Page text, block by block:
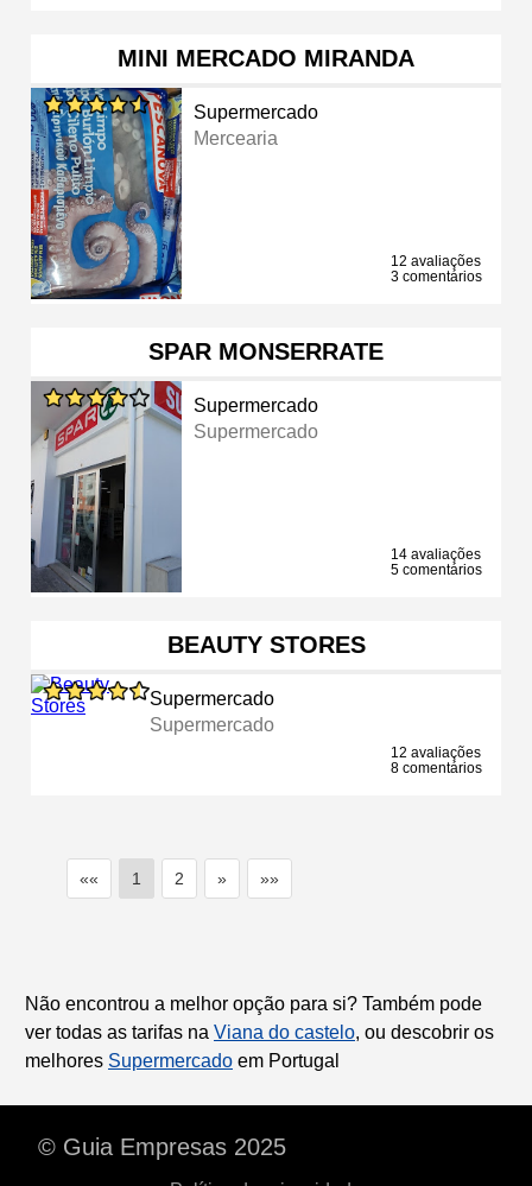
MINI MERCADO MIRANDA
Supermercado
Mercearia
12 avaliações
3 comentários
SPAR MONSERRATE
Supermercado
Supermercado
14 avaliações
5 comentários
BEAUTY STORES
Supermercado
Supermercado
12 avaliações
8 comentários
«« 1 2 » »»
Não encontrou a melhor opção para si? Também pode
ver todas as tarifas na Viana do castelo, ou descobrir os
melhores Supermercado em Portugal
© Guia Empresas 2025